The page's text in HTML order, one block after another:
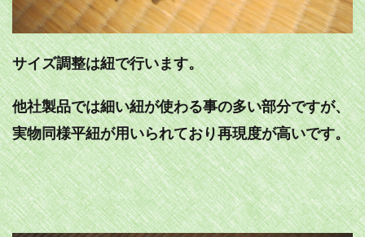
サイズ調整は紐で行います。
他社製品では細い紐が使わる事の多い部分ですが、
実物同様平紐が用いられており再現度が高いです。